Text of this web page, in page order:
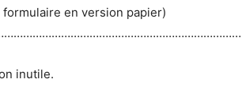
en version papier)
inutile.